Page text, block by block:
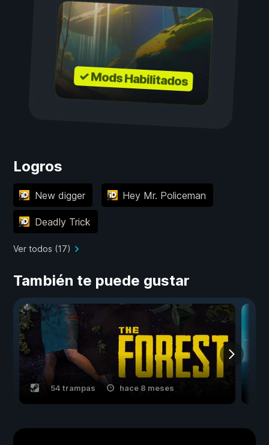
✓ Mods Habilitados
Logros
New digger Hey Mr. Policeman
Deadly Trick
Ver todos (17)
También te puede gustar
54 trampas hace 8 meses